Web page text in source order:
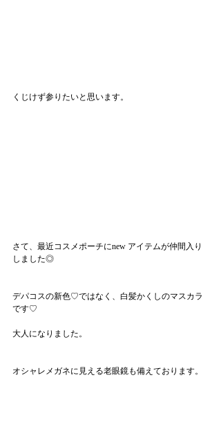
くじけず参りたいと思います。
さて、最近コスメポーチにnew アイテムが仲間入り
しました◎
デパコスの新色♡ではなく、白髪かくしのマスカラ
です♡
大人になりました。
オシャレメガネに見える老眼鏡も備えております。